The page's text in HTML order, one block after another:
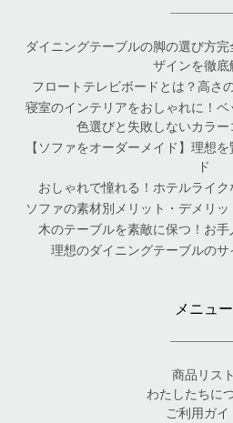
ダイニングテーブルの脚の選び方
ザインを徹底
フロートテレビボードとは？高さ
寝室のインテリアをおしゃれに！
色選びと失敗しないカラ
【ソファをオーダーメイド】理想
ド
おしゃれで憧れる！ホテルライ
ソファの素材別メリット・デメリ
木のテーブルを素敵に保つ！お
理想のダイニングテーブルのサ
メニュー
商品リスト
わたしたちに
ご利用ガイ